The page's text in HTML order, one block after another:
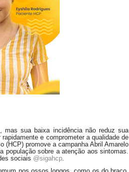
mas sua baixa incidência não reduz sua
e comprometer a qualidade de
(HCP) promove a campanha Abril Amarelo
população sobre a atenção aos sintomas.
sociais @sigahcp.